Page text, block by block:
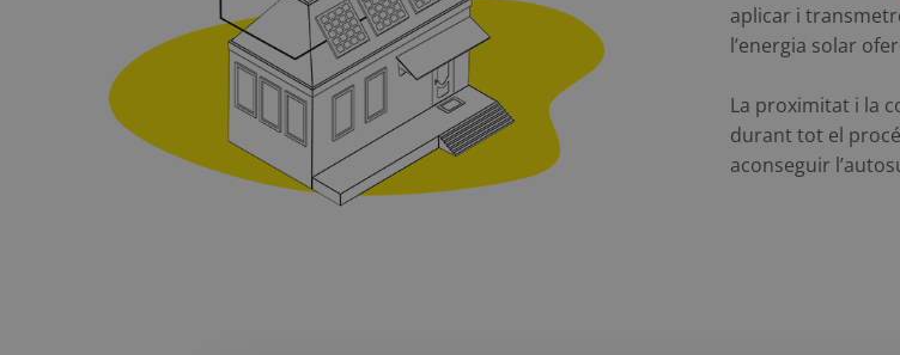
aplicar i
l’energia solar
La proximitat i la
durant tot el
aconseguir